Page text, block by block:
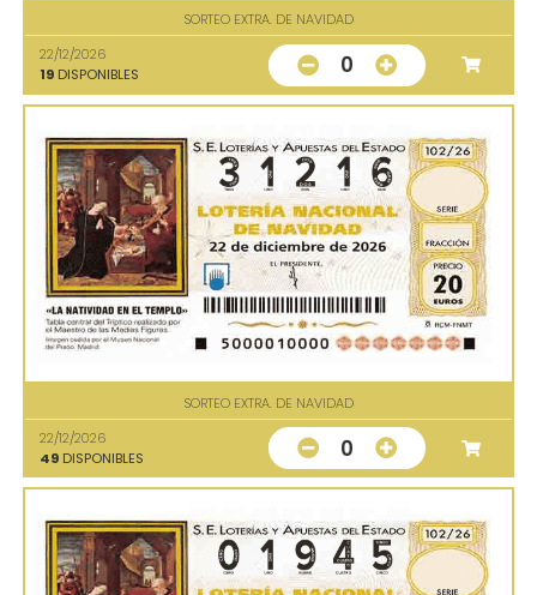
SORTEO EXTRA. DE NAVIDAD
22/12/2026
19 DISPONIBLES 0
SORTEO EXTRA. DE NAVIDAD
22/12/2026
49 DISPONIBLES 0